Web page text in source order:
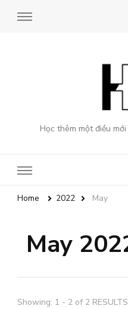
Học thêm một điều
Home 2022 May
May
Showing: 1 - 2 of 2 RESULTS